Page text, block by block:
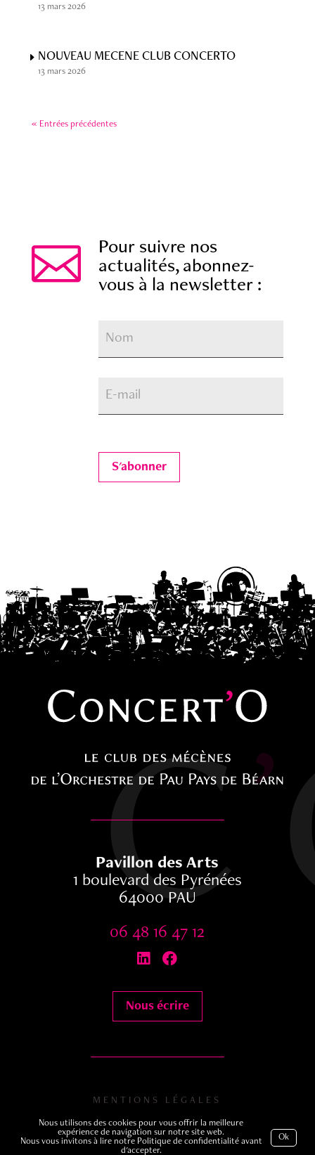
13 mars 2026
NOUVEAU MECENE CLUB CONCERTO
13 mars 2026
« Entrées précédentes

Pour suivre nos
actualités, abonnez-
vous à la newsletter :
S'abonner
Pavillon des Arts
1 boulevard des Pyrénées
64000 PAU
06 48 16 47 12
 
Nous écrire
MENTIONS LÉGALES
SITE WEB :
AGENCE VALEURS DU SUD
Nous utilisons des cookies pour vous offrir la meilleure
expérience de navigation sur notre site web.
Nous vous invitons à lire notre Politique de confidentialitéavant
d'accepter.
Ok